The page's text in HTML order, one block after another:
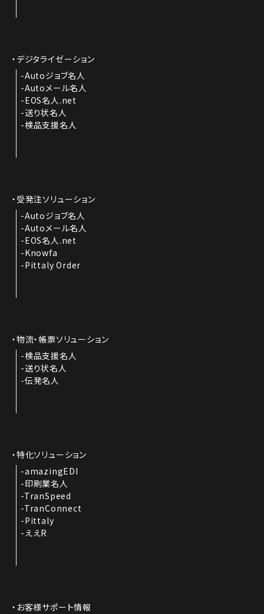
デジタライゼーション
Autoジョブ名人
Autoメール名人
EOS名人.net
送り状名人
検品支援名人
受発注ソリューション
Autoジョブ名人
Autoメール名人
EOS名人.net
Knowfa
Pittaly Order
物流・帳票ソリューション
検品支援名人
送り状名人
伝発名人
特化ソリューション
amazingEDI
印刷業名人
TranSpeed
TranConnect
Pittaly
ええR
お客様サポート情報